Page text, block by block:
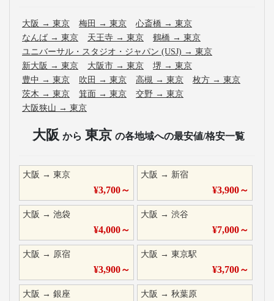
大阪 → 東京 梅田 → 東京 心斎橋 → 東京
なんば → 東京 天王寺 → 東京 鶴橋 → 東京
ユニバーサル・スタジオ・ジャパン (USJ) → 東京
新大阪 → 東京 大阪市 → 東京 堺 → 東京
豊中 → 東京 吹田 → 東京 高槻 → 東京 枚方 → 東京
茨木 → 東京 箕面 → 東京 交野 → 東京
大阪狭山 → 東京
大阪 から 東京 の各地域への最安値/格安一覧
大阪 → 東京
¥3,700～
大阪 → 新宿
¥3,900～
大阪 → 池袋
¥4,000～
大阪 →渋谷
¥7,000～
大阪 → 原宿
¥3,900～
大阪 →東京駅
¥3,700～
大阪 → 銀座 大阪 →秋葉原